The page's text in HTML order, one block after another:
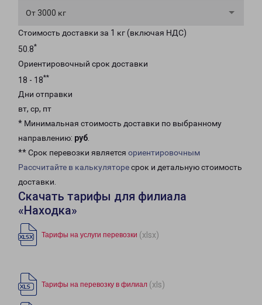
От 3000 кг
Стоимость доставки за 1 кг (включая НДС)
50.8*
Ориентировочный срок доставки
18 - 18**
Дни отправки
вт, ср, пт
* Минимальная стоимость доставки по выбранному
направлению: руб.
** Срок перевозки является ориентировочным
Рассчитайте в калькуляторесрок и детальную стоимость
доставки.
Скачать тарифы для филиала
«Находка»
Тарифы на услуги перевозки (xlsx)
Тарифы на перевозку в филиал (xls)